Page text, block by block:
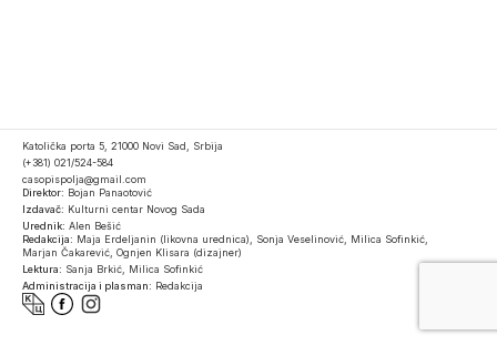
Katolička porta 5, 21000 Novi Sad, Srbija
(+381) 021/524-584
casopispolja@gmail.com
Direktor: Bojan Panaotović
Izdavač: Kulturni centar Novog Sada
Urednik: Alen Bešić
Redakcija: Maja Erdeljanin (likovna urednica), Sonja Veselinović, Milica Sofinkić,
Marjan Čakarević, Ognjen Klisara (dizajner)
Lektura: Sanja Brkić, Milica Sofinkić
Administracija i plasman: Redakcija